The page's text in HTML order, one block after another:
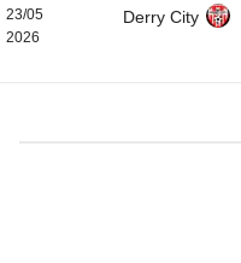
23/05
2026
Derry City